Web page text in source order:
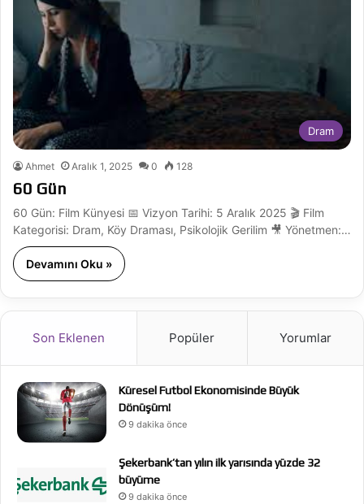
Dram
Ahmet Aralık 1, 2025 0 128
60 Gün
60 Gün: Film Künyesi 📅 Vizyon Tarihi: 5 Aralık 2025 🎬 Film
Kategorisi: Dram, Köy Draması, Psikolojik Gerilim 🎥 Yönetmen:…
Devamını Oku »
Son Eklenen Popüler Yorumlar
Küresel Futbol Ekonomisinde Büyük
Dönüşüm!
9 dakika önce
Şekerbank’tan yılın ilk yarısında yüzde 32
büyüme
9 dakika önce